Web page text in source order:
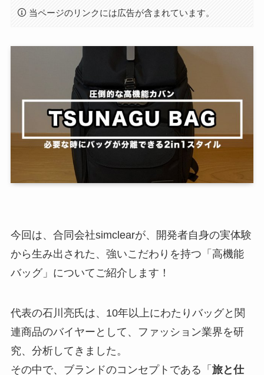
当ページのリンクには広告が含まれています。
今回は、合同会社simclearが、開発者自身の実体験
から生み出された、強いこだわりを持つ「高機能
バッグ」についてご紹介します！
代表の石川亮氏は、10年以上にわたりバッグと関
連商品のバイヤーとして、ファッション業界を研
究、分析してきました。
その中で、ブランドのコンセプトである「 旅と仕